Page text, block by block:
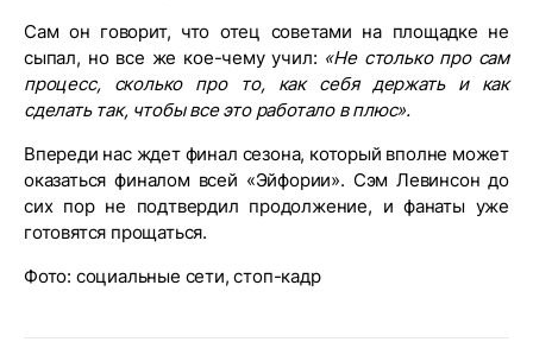
Сам он говорит, что отец советами на площадке не
сыпал, но все же кое-чему учил: «Не столько про сам
процесс, сколько про то, как себя держать и как
сделать так, чтобы все это работало в плюс».
Впереди нас ждет финал сезона, который вполне может
оказаться финалом всей «Эйфории». Сэм Левинсон до
сих пор не подтвердил продолжение, и фанаты уже
готовятся прощаться.
Фото: социальные сети, стоп-кадр